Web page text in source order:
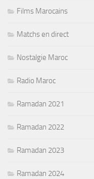
Films Marocains
Matchs en direct
Nostalgie Maroc
Radio Maroc
Ramadan 2021
Ramadan 2022
Ramadan 2023
Ramadan 2024